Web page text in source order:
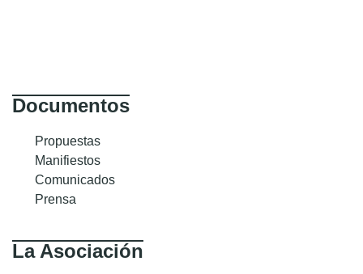
Documentos
Propuestas
Manifiestos
Comunicados
Prensa
La Asociación